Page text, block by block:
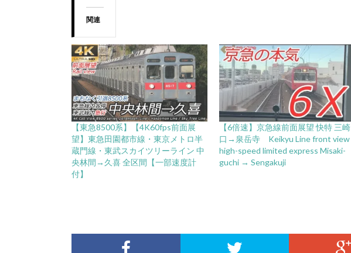
関連
【東急8500系】【4K60fps前面展
望】東急田園都市線・東京メトロ半
蔵門線・東武スカイツリーライン 中
央林間→久喜 全区間【一部速度計
付】
【6倍速】京急線前面展望 快特 三崎
口→泉岳寺 Keikyu Line front view
high-speed limited express Misaki-
guchi → Sengakuji